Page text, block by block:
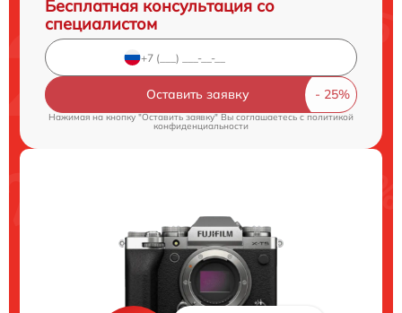
Бесплатная консультация со
специалистом
Оставить заявку
Нажимая на кнопку "Оставить заявку" Вы соглашаетесь c политикой
конфиденциальности